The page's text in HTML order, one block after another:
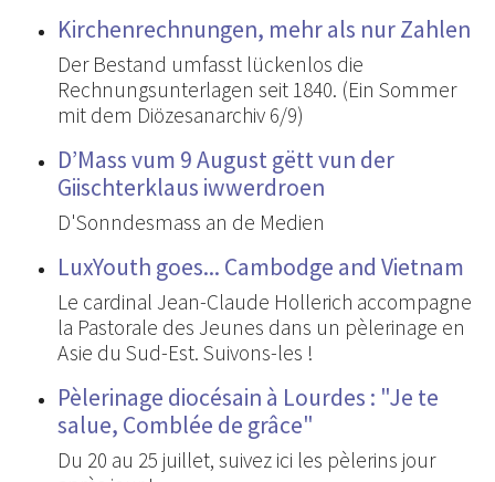
Kirchenrechnungen, mehr als nur Zahlen
Der Bestand umfasst lückenlos die
Rechnungsunterlagen seit 1840. (Ein Sommer
mit dem Diözesanarchiv 6/9)
D’Mass vum 9 August gëtt vun der
Giischterklaus iwwerdroen
D'Sonndesmass an de Medien
LuxYouth goes... Cambodge and Vietnam
Le cardinal Jean-Claude Hollerich accompagne
la Pastorale des Jeunes dans un pèlerinage en
Asie du Sud-Est. Suivons-les !
Pèlerinage diocésain à Lourdes : "Je te
salue, Comblée de grâce"
Du 20 au 25 juillet, suivez ici les pèlerins jour